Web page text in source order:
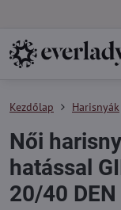
Kezdőlap Harisnyák
Női
hatással
20/40